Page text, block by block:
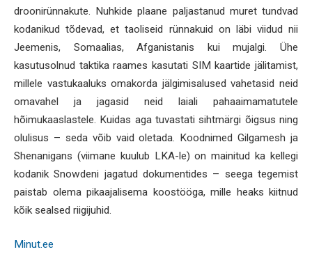
droonirünnakute. Nuhkide plaane paljastanud muret tundvad
kodanikud tõdevad, et taoliseid rünnakuid on läbi viidud nii
Jeemenis, Somaalias, Afganistanis kui mujalgi. Ühe
kasutusolnud taktika raames kasutati SIM kaartide jälitamist,
millele vastukaaluks omakorda jälgimisalused vahetasid neid
omavahel ja jagasid neid laiali pahaaimamatutele
hõimukaaslastele. Kuidas aga tuvastati sihtmärgi õigsus ning
olulisus – seda võib vaid oletada. Koodnimed Gilgamesh ja
Shenanigans (viimane kuulub LKA-le) on mainitud ka kellegi
kodanik Snowdeni jagatud dokumentides – seega tegemist
paistab olema pikaajalisema koostööga, mille heaks kiitnud
kõik sealsed riigijuhid.
Minut.ee